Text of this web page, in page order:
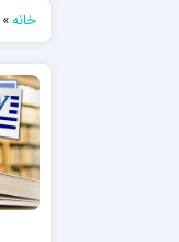
خانه»